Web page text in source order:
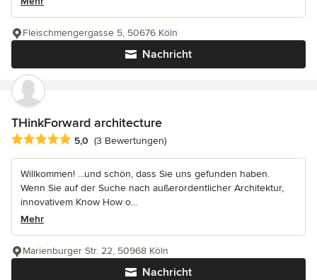
Nachricht
Fleischmengergasse 5, 50676 Köln
THinkForward architecture
Durchschnittliche Bewertung: 5 von 5 Sternen
5,0 (3 Bewertungen)
Willkommen! ...und schön, dass Sie uns gefunden haben.
Wenn Sie auf der Suche nach außerordentlicher Architektur,
innovativem Know How o...
Mehr
Nachricht
Marienburger Str. 22, 50968 Köln